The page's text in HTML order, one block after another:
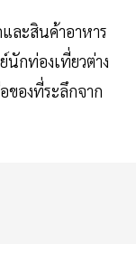
ละสินค้าอาหาร
กท่องเที่ยวต่าง
ของที่ระลึกจาก